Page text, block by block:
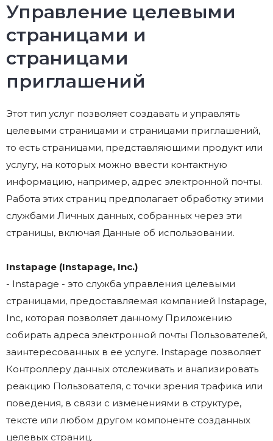
Управление целевыми
страницами и
страницами
приглашений
Этот тип услуг позволяет создавать и управлять
целевыми страницами и страницами приглашений,
то есть страницами, представляющими продукт или
услугу, на которых можно ввести контактную
информацию, например, адрес электронной почты.
Работа этих страниц предполагает обработку этими
службами Личных данных, собранных через эти
страницы, включая Данные об использовании.
Instapage (Instapage, Inc.)
- Instapage - это служба управления целевыми
страницами, предоставляемая компанией Instapage,
Inc, которая позволяет данному Приложению
собирать адреса электронной почты Пользователей,
заинтересованных в ее услуге. Instapage позволяет
Контроллеру данных отслеживать и анализировать
реакцию Пользователя, с точки зрения трафика или
поведения, в связи с изменениями в структуре,
тексте или любом другом компоненте созданных
целевых страниц.